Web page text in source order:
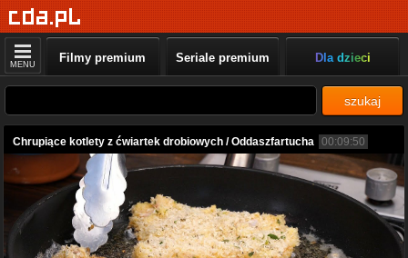
MENU Filmy premium Seriale premium Dla dzieci
szukaj
Chrupiące kotlety z ćwiartek drobiowych / Oddaszfartucha 00:09:50